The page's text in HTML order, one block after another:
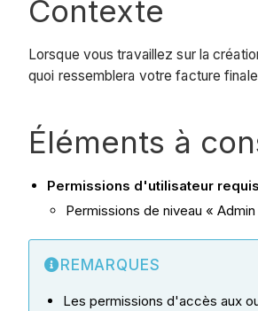
Contexte
Lorsque vous travaillez sur la
quoi ressemblera votre facture
Éléments à
Permissions d'utilisateur
Permissions de niveau «
REMARQUES
Les permissions d'accès aux